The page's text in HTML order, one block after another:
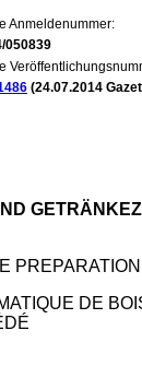
Anmeldenummer:
050839
(24.07.2014
DE